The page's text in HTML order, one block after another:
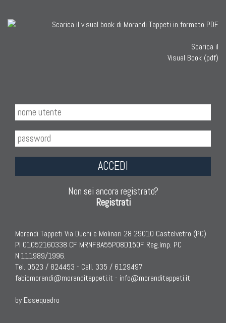
Scarica il
Visual Book (pdf)
ACCEDI
Non sei ancora registrato?
Registrati
Morandi Tappeti Via Duchi e Molinari 28 29010 Castelvetro (PC)
PI 01052160338 CF MRNFBA55P08D150F Reg.Imp. PC
N.111989/1996.
Tel. 0523 / 824453 - Cell. 335 / 6129497
fabiomorandi@moranditappeti.it - info@moranditappeti.it
by Essequadro